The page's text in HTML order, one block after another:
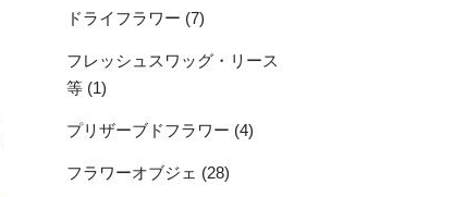
ドライフラワー (7)
フレッシュスワッグ・リース
等 (1)
プリザーブドフラワー (4)
フラワーオブジェ (28)